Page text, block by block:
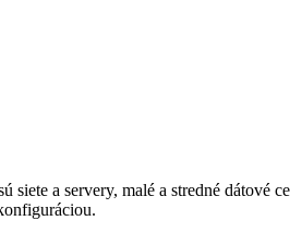
a servery, malé a stredné dátové